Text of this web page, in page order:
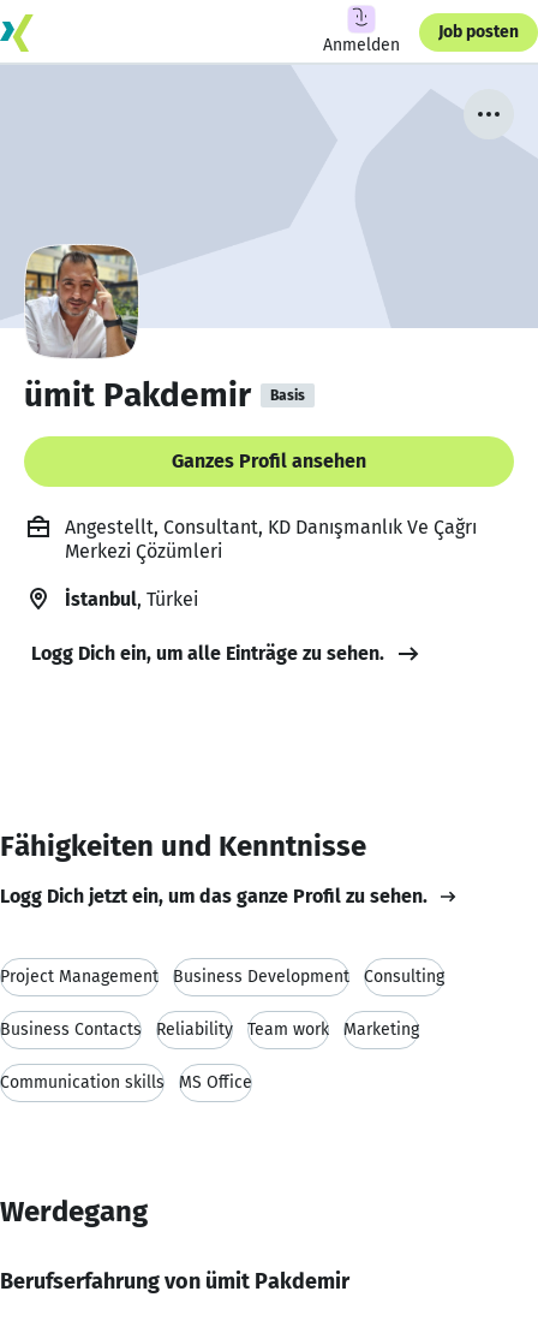
Anmelden
Job posten
ümit Pakdemir Basis
Ganzes Profil ansehen
Angestellt, Consultant, KD Danışmanlık Ve Çağrı
Merkezi Çözümleri
İstanbul, Türkei
Logg Dich ein, um alle Einträge zu sehen.
Fähigkeiten und Kenntnisse
Logg Dich jetzt ein, um das ganze Profil zu sehen.
Project Management Business Development Consulting
Business Contacts Reliability Team work Marketing
Communication skills MS Office
Werdegang
Berufserfahrung von ümit Pakdemir